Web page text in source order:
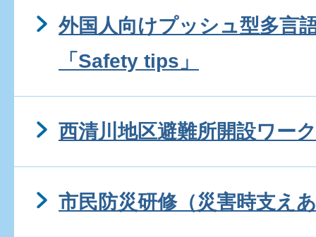
外国人向けプッシュ型多言
「Safety tips」
西清川地区避難所開設ワー
市民防災研修（災害時支え